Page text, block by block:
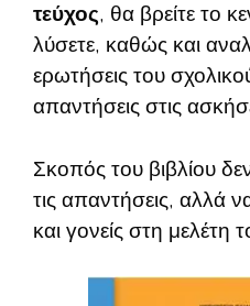
τεύχος, θα βρείτε το
λύσετε, καθώς και
ερωτήσεις του
απαντήσεις στις
Σκοπός του βιβλίου
τις απαντήσεις, αλλά
και γονείς στη μελέτη